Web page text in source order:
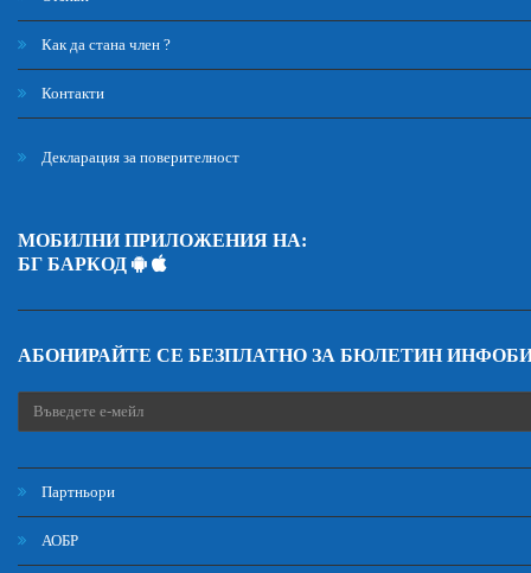
Как да стана член ?
Контакти
Декларация за поверителност
МОБИЛНИ ПРИЛОЖЕНИЯ НА:
БГ БАРКОД
АБОНИРАЙТЕ СЕ БЕЗПЛАТНО ЗА БЮЛЕТИН
Партньори
АОБР